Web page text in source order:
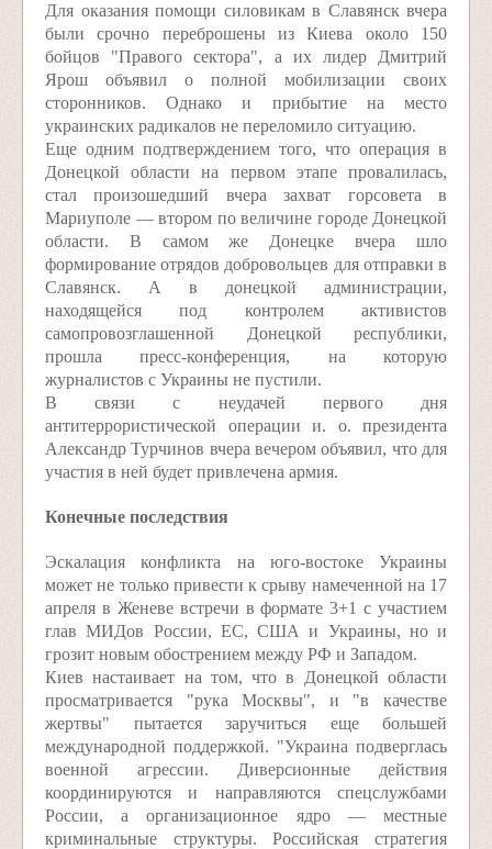
Для оказания помощи силовикам в Славянск вчера
были срочно переброшены из Киева около 150
бойцов "Правого сектора", а их лидер Дмитрий
Ярош объявил о полной мобилизации своих
сторонников. Однако и прибытие на место
украинских радикалов не переломило ситуацию.
Еще одним подтверждением того, что операция в
Донецкой области на первом этапе провалилась,
стал произошедший вчера захват горсовета в
Мариуполе — втором по величине городе Донецкой
области. В самом же Донецке вчера шло
формирование отрядов добровольцев для отправки в
Славянск. А в донецкой администрации,
находящейся под контролем активистов
самопровозглашенной Донецкой республики,
прошла пресс-конференция, на которую
журналистов с Украины не пустили.
В связи с неудачей первого дня
антитеррористической операции и. о. президента
Александр Турчинов вчера вечером объявил, что для
участия в ней будет привлечена армия.
Конечные последствия
Эскалация конфликта на юго-востоке Украины
может не только привести к срыву намеченной на 17
апреля в Женеве встречи в формате 3+1 с участием
глав МИДов России, ЕС, США и Украины, но и
грозит новым обострением между РФ и Западом.
Киев настаивает на том, что в Донецкой области
просматривается "рука Москвы", и "в качестве
жертвы" пытается заручиться еще большей
международной поддержкой. "Украина подверглась
военной агрессии. Диверсионные действия
координируются и направляются спецслужбами
России, а организационное ядро — местные
криминальные структуры. Российская стратегия